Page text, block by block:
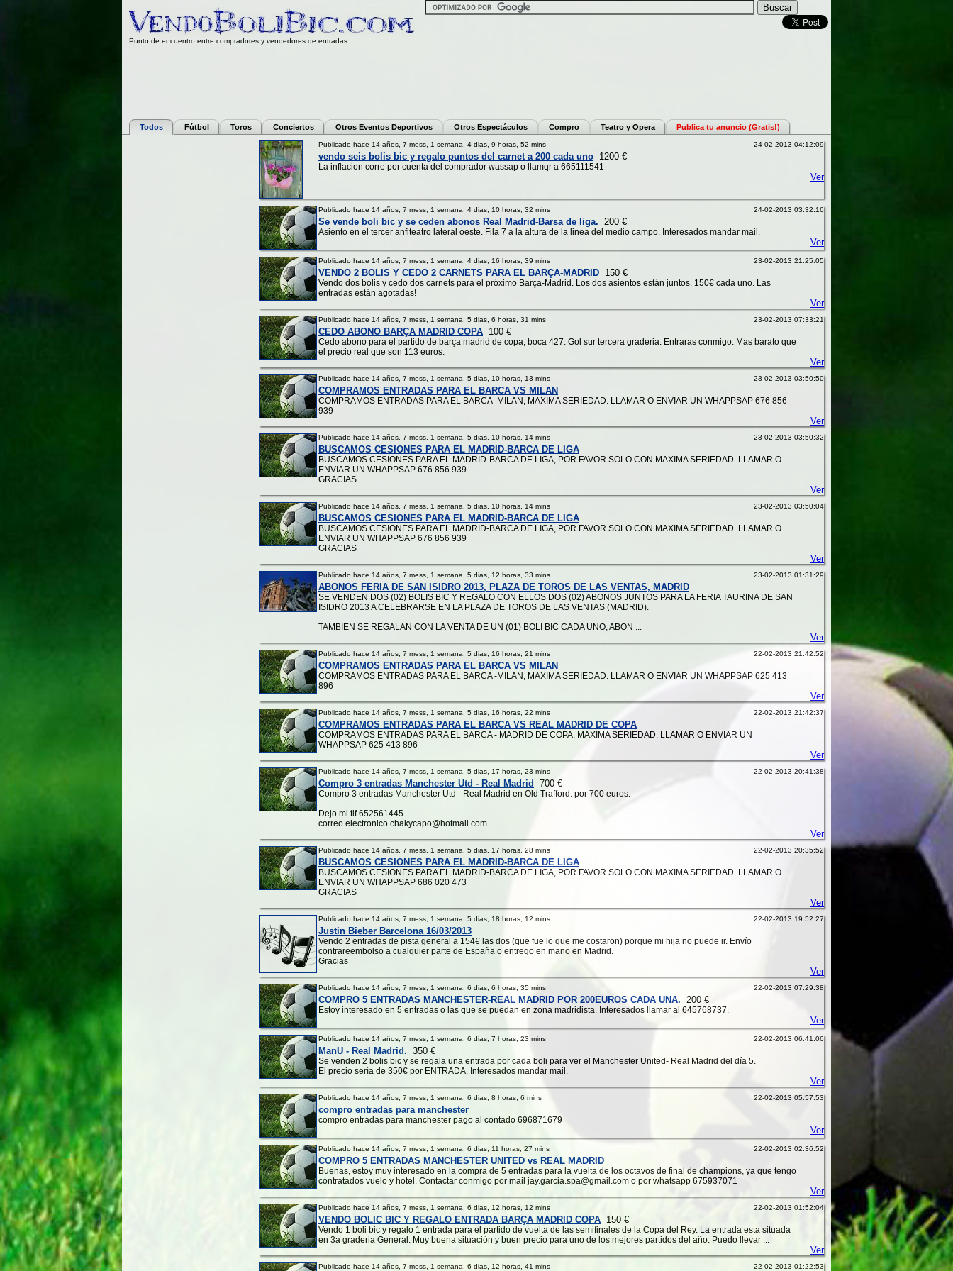
Punto de encuentro entre compradores y vendedores de entradas.
Todos Fútbol Toros Conciertos Otros Eventos Deportivos Otros Espectáculos Compro Teatro y Opera Publica tu anuncio (Gratis!)
Publicado hace 14 años, 7 mess, 1 semana, 4 dias, 9 horas, 52 mins 24-02-2013 04:12:09
vendo seis bolis bic y regalo puntos del carnet a 200 cada uno 1200 €
La inflacion corre por cuenta del comprador wassap o llamqr a 665111541
Ver
Publicado hace 14 años, 7 mess, 1 semana, 4 dias, 10 horas, 32 mins 24-02-2013 03:32:16
Se vende boli bic y se ceden abonos Real Madrid-Barsa de liga. 200 €
Asiento en el tercer anfiteatro lateral oeste. Fila 7 a la altura de la linea del medio campo. Interesados mandar mail.
Ver
Publicado hace 14 años, 7 mess, 1 semana, 4 dias, 16 horas, 39 mins 23-02-2013 21:25:05
VENDO 2 BOLIS Y CEDO 2 CARNETS PARA EL BARÇA-MADRID 150 €
Vendo dos bolis y cedo dos carnets para el próximo Barça-Madrid. Los dos asientos están juntos. 150€ cada uno. Las
entradas están agotadas!
Ver
Publicado hace 14 años, 7 mess, 1 semana, 5 dias, 6 horas, 31 mins 23-02-2013 07:33:21
CEDO ABONO BARÇA MADRID COPA 100 €
Cedo abono para el partido de barça madrid de copa, boca 427. Gol sur tercera graderia. Entraras conmigo. Mas barato que
el precio real que son 113 euros.
Ver
Publicado hace 14 años, 7 mess, 1 semana, 5 dias, 10 horas, 13 mins 23-02-2013 03:50:50
COMPRAMOS ENTRADAS PARA EL BARCA VS MILAN
COMPRAMOS ENTRADAS PARA EL BARCA -MILAN, MAXIMA SERIEDAD. LLAMAR O ENVIAR UN WHAPPSAP 676 856
939
Ver
Publicado hace 14 años, 7 mess, 1 semana, 5 dias, 10 horas, 14 mins 23-02-2013 03:50:32
BUSCAMOS CESIONES PARA EL MADRID-BARCA DE LIGA
BUSCAMOS CESIONES PARA EL MADRID-BARCA DE LIGA, POR FAVOR SOLO CON MAXIMA SERIEDAD. LLAMAR O
ENVIAR UN WHAPPSAP 676 856 939
GRACIAS
Ver
Publicado hace 14 años, 7 mess, 1 semana, 5 dias, 10 horas, 14 mins 23-02-2013 03:50:04
BUSCAMOS CESIONES PARA EL MADRID-BARCA DE LIGA
BUSCAMOS CESIONES PARA EL MADRID-BARCA DE LIGA, POR FAVOR SOLO CON MAXIMA SERIEDAD. LLAMAR O
ENVIAR UN WHAPPSAP 676 856 939
GRACIAS
Ver
Publicado hace 14 años, 7 mess, 1 semana, 5 dias, 12 horas, 33 mins 23-02-2013 01:31:29
ABONOS FERIA DE SAN ISIDRO 2013, PLAZA DE TOROS DE LAS VENTAS, MADRID
SE VENDEN DOS (02) BOLIS BIC Y REGALO CON ELLOS DOS (02) ABONOS JUNTOS PARA LA FERIA TAURINA DE SAN
ISIDRO 2013 A CELEBRARSE EN LA PLAZA DE TOROS DE LAS VENTAS (MADRID).
TAMBIEN SE REGALAN CON LA VENTA DE UN (01) BOLI BIC CADA UNO, ABON ...
Ver
Publicado hace 14 años, 7 mess, 1 semana, 5 dias, 16 horas, 21 mins 22-02-2013 21:42:52
COMPRAMOS ENTRADAS PARA EL BARCA VS MILAN
COMPRAMOS ENTRADAS PARA EL BARCA -MILAN, MAXIMA SERIEDAD. LLAMAR O ENVIAR UN WHAPPSAP 625 413
896
Ver
Publicado hace 14 años, 7 mess, 1 semana, 5 dias, 16 horas, 22 mins 22-02-2013 21:42:37
COMPRAMOS ENTRADAS PARA EL BARCA VS REAL MADRID DE COPA
COMPRAMOS ENTRADAS PARA EL BARCA - MADRID DE COPA, MAXIMA SERIEDAD. LLAMAR O ENVIAR UN
WHAPPSAP 625 413 896
Ver
Publicado hace 14 años, 7 mess, 1 semana, 5 dias, 17 horas, 23 mins 22-02-2013 20:41:38
Compro 3 entradas Manchester Utd - Real Madrid 700 €
Compro 3 entradas Manchester Utd - Real Madrid en Old Trafford. por 700 euros.
Dejo mi tlf 652561445
correo electronico chakycapo@hotmail.com
Ver
Publicado hace 14 años, 7 mess, 1 semana, 5 dias, 17 horas, 28 mins 22-02-2013 20:35:52
BUSCAMOS CESIONES PARA EL MADRID-BARCA DE LIGA
BUSCAMOS CESIONES PARA EL MADRID-BARCA DE LIGA, POR FAVOR SOLO CON MAXIMA SERIEDAD. LLAMAR O
ENVIAR UN WHAPPSAP 686 020 473
GRACIAS
Ver
Publicado hace 14 años, 7 mess, 1 semana, 5 dias, 18 horas, 12 mins 22-02-2013 19:52:27
Justin Bieber Barcelona 16/03/2013
Vendo 2 entradas de pista general a 154€ las dos (que fue lo que me costaron) porque mi hija no puede ir. Envío
contrareembolso a cualquier parte de España o entrego en mano en Madrid.
Gracias
Ver
Publicado hace 14 años, 7 mess, 1 semana, 6 dias, 6 horas, 35 mins 22-02-2013 07:29:38
COMPRO 5 ENTRADAS MANCHESTER-REAL MADRID POR 200EUROS CADA UNA. 200 €
Estoy interesado en 5 entradas o las que se puedan en zona madridista. Interesados llamar al 645768737.
Ver
Publicado hace 14 años, 7 mess, 1 semana, 6 dias, 7 horas, 23 mins 22-02-2013 06:41:06
ManU - Real Madrid. 350 €
Se venden 2 bolis bic y se regala una entrada por cada boli para ver el Manchester United- Real Madrid del día 5.
El precio sería de 350€ por ENTRADA. Interesados mandar mail.
Ver
Publicado hace 14 años, 7 mess, 1 semana, 6 dias, 8 horas, 6 mins 22-02-2013 05:57:53
compro entradas para manchester
compro entradas para manchester pago al contado 696871679
Ver
Publicado hace 14 años, 7 mess, 1 semana, 6 dias, 11 horas, 27 mins 22-02-2013 02:36:52
COMPRO 5 ENTRADAS MANCHESTER UNITED vs REAL MADRID
Buenas, estoy muy interesado en la compra de 5 entradas para la vuelta de los octavos de final de champions, ya que tengo
contratados vuelo y hotel. Contactar conmigo por mail jay.garcia.spa@gmail.com o por whatsapp 675937071
Ver
Publicado hace 14 años, 7 mess, 1 semana, 6 dias, 12 horas, 12 mins 22-02-2013 01:52:04
VENDO BOLIC BIC Y REGALO ENTRADA BARÇA MADRID COPA 150 €
Vendo 1 boli bic y regalo 1 entrada para el partido de vuelta de las semifinales de la Copa del Rey. La entrada esta situada
en 3a graderia General. Muy buena situación y buen precio para uno de los mejores partidos del año. Puedo llevar ...
Ver
Publicado hace 14 años, 7 mess, 1 semana, 6 dias, 12 horas, 41 mins 22-02-2013 01:22:53